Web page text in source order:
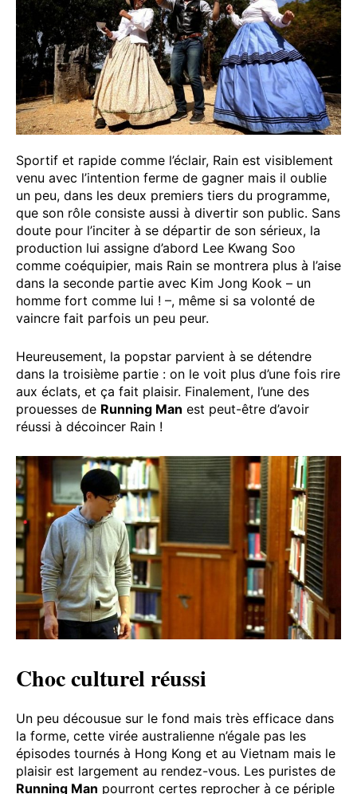
Sportif et rapide comme l’éclair, Rain est visiblement
venu avec l’intention ferme de gagner mais il oublie
un peu, dans les deux premiers tiers du programme,
que son rôle consiste aussi à divertir son public. Sans
doute pour l’inciter à se départir de son sérieux, la
production lui assigne d’abord Lee Kwang Soo
comme coéquipier, mais Rain se montrera plus à l’aise
dans la seconde partie avec Kim Jong Kook – un
homme fort comme lui ! –, même si sa volonté de
vaincre fait parfois un peu peur.
Heureusement, la popstar parvient à se détendre
dans la troisième partie : on le voit plus d’une fois rire
aux éclats, et ça fait plaisir. Finalement, l’une des
prouesses de Running Man est peut-être d’avoir
réussi à décoincer Rain !
Choc culturel réussi
Un peu décousue sur le fond mais très efficace dans
la forme, cette virée australienne n’égale pas les
épisodes tournés à Hong Kong et au Vietnam mais le
plaisir est largement au rendez-vous. Les puristes de
Running Man pourront certes reprocher à ce périple